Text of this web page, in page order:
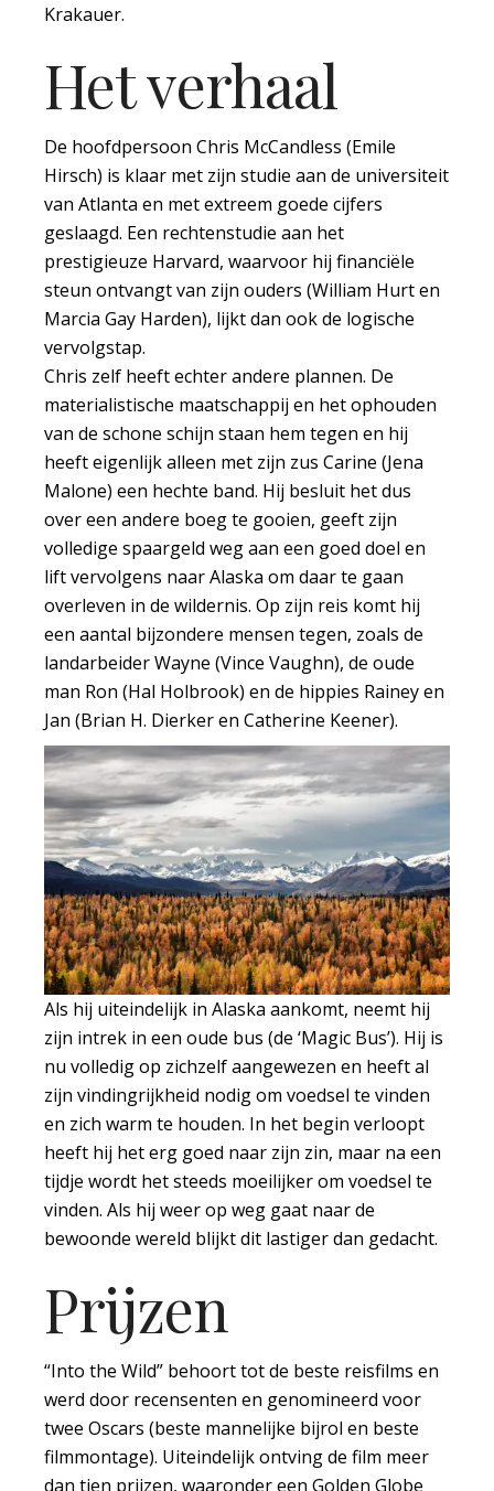
Krakauer.
Het verhaal
De hoofdpersoon Chris McCandless (Emile
Hirsch) is klaar met zijn studie aan de universiteit
van Atlanta en met extreem goede cijfers
geslaagd. Een rechtenstudie aan het
prestigieuze Harvard, waarvoor hij financiële
steun ontvangt van zijn ouders (William Hurt en
Marcia Gay Harden), lijkt dan ook de logische
vervolgstap.
Chris zelf heeft echter andere plannen. De
materialistische maatschappij en het ophouden
van de schone schijn staan hem tegen en hij
heeft eigenlijk alleen met zijn zus Carine (Jena
Malone) een hechte band. Hij besluit het dus
over een andere boeg te gooien, geeft zijn
volledige spaargeld weg aan een goed doel en
lift vervolgens naar Alaska om daar te gaan
overleven in de wildernis. Op zijn reis komt hij
een aantal bijzondere mensen tegen, zoals de
landarbeider Wayne (Vince Vaughn), de oude
man Ron (Hal Holbrook) en de hippies Rainey en
Jan (Brian H. Dierker en Catherine Keener).
Als hij uiteindelijk in Alaska aankomt, neemt hij
zijn intrek in een oude bus (de ‘Magic Bus’). Hij is
nu volledig op zichzelf aangewezen en heeft al
zijn vindingrijkheid nodig om voedsel te vinden
en zich warm te houden. In het begin verloopt
heeft hij het erg goed naar zijn zin, maar na een
tijdje wordt het steeds moeilijker om voedsel te
vinden. Als hij weer op weg gaat naar de
bewoonde wereld blijkt dit lastiger dan gedacht.
Prijzen
“Into the Wild” behoort tot de beste reisfilms en
werd door recensenten en genomineerd voor
twee Oscars (beste mannelijke bijrol en beste
filmmontage). Uiteindelijk ontving de film meer
dan tien prijzen, waaronder een Golden Globe